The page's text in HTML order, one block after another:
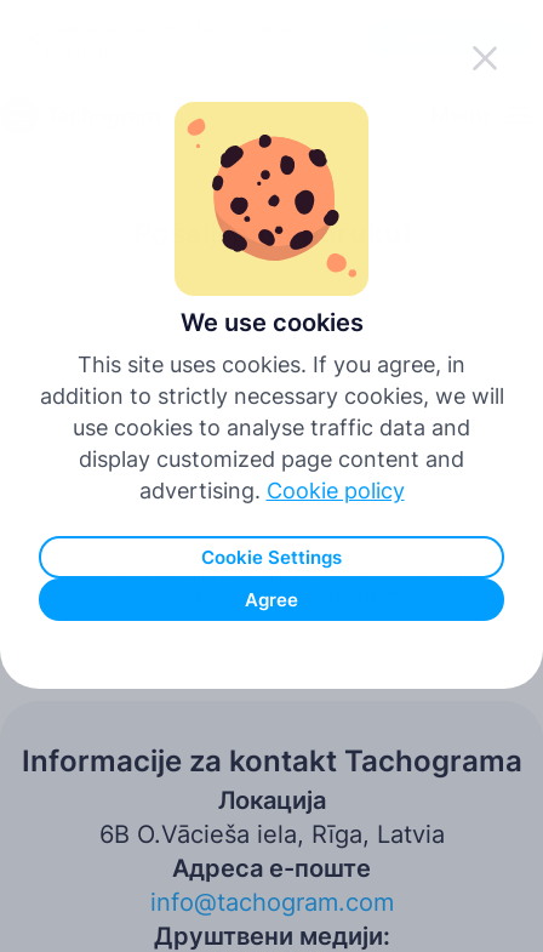
We use cookies
This site uses cookies. If you agree, in
addition to strictly necessary cookies, we will
use cookies to analyse traffic data and
display customized page content and
advertising. Cookie policy
Cookie Settings
Agree
Français
Italiano
Informacije za kontakt Tachograma
Локација
6B O.Vācieša iela, Rīga, Latvia
Адреса е-поште
info@tachogram.com
Друштвени медији:
Pošalji nam poruku!
Slažem se sa Uslovima korišćenja i prihvatam da Tachogram
obrađuje moje lične podatke u skladu sa Politikom privatnosti.